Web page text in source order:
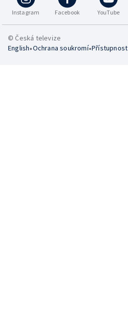
Instagram Facebook YouTube
© Česká televize
English•Ochrana soukromí•Přístupnost